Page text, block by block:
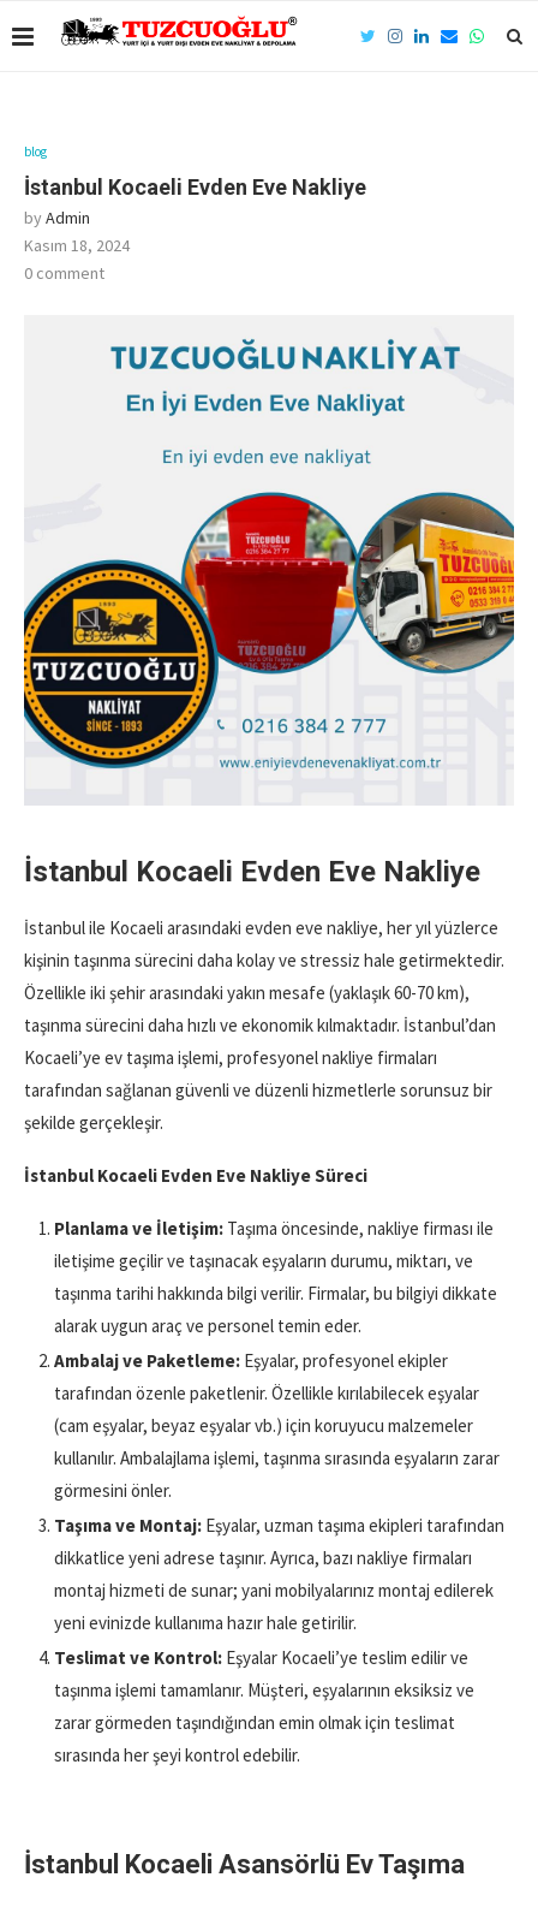
blog
İstanbul Kocaeli Evden Eve Nakliye
byAdmin
Kasım 18, 2024
0 comment
İstanbul Kocaeli Evden Eve Nakliye
İstanbul ile Kocaeli arasındaki evden eve nakliye, her yıl yüzlerce
kişinin taşınma sürecini daha kolay ve stressiz hale getirmektedir.
Özellikle iki şehir arasındaki yakın mesafe (yaklaşık 60-70 km),
taşınma sürecini daha hızlı ve ekonomik kılmaktadır. İstanbul’dan
Kocaeli’ye ev taşıma işlemi, profesyonel nakliye firmaları
tarafından sağlanan güvenli ve düzenli hizmetlerle sorunsuz bir
şekilde gerçekleşir.
İstanbul Kocaeli Evden Eve Nakliye Süreci
Planlama ve İletişim: Taşıma öncesinde, nakliye firması ile
iletişime geçilir ve taşınacak eşyaların durumu, miktarı, ve
taşınma tarihi hakkında bilgi verilir. Firmalar, bu bilgiyi dikkate
alarak uygun araç ve personel temin eder.
Ambalaj ve Paketleme: Eşyalar, profesyonel ekipler
tarafından özenle paketlenir. Özellikle kırılabilecek eşyalar
(cam eşyalar, beyaz eşyalar vb.) için koruyucu malzemeler
kullanılır. Ambalajlama işlemi, taşınma sırasında eşyaların zarar
görmesini önler.
Taşıma ve Montaj: Eşyalar, uzman taşıma ekipleri tarafından
dikkatlice yeni adrese taşınır. Ayrıca, bazı nakliye firmaları
montaj hizmeti de sunar; yani mobilyalarınız montaj edilerek
yeni evinizde kullanıma hazır hale getirilir.
Teslimat ve Kontrol: Eşyalar Kocaeli’ye teslim edilir ve
taşınma işlemi tamamlanır. Müşteri, eşyalarının eksiksiz ve
zarar görmeden taşındığından emin olmak için teslimat
sırasında her şeyi kontrol edebilir.
İstanbul Kocaeli Asansörlü Ev Taşıma